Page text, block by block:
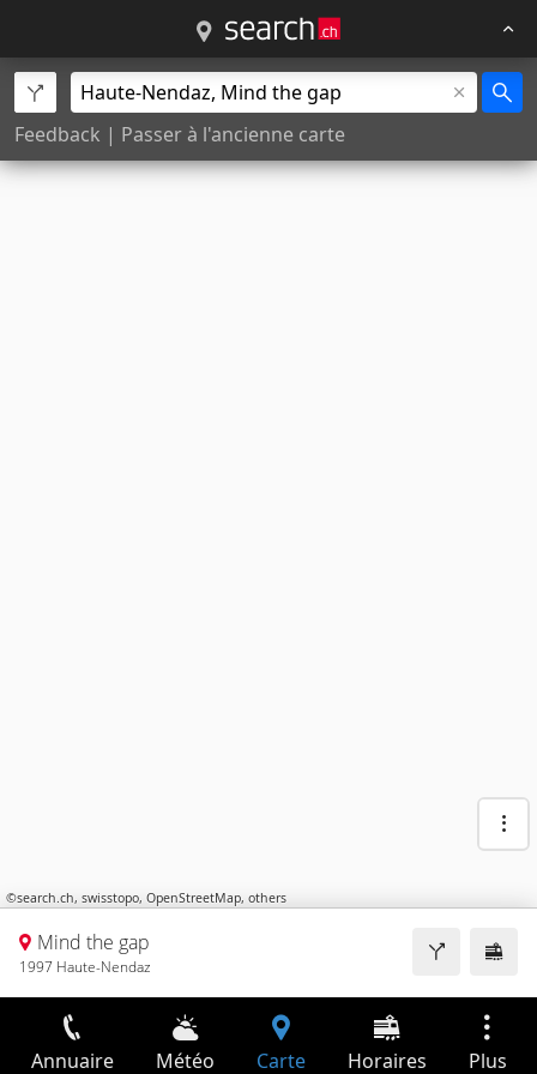
Feedback | Passer à l'ancienne carte
©search.ch, swisstopo, OpenStreetMap, others
Mind the gap
1997 Haute-Nendaz
Annuaire Météo Carte Horaires Plus